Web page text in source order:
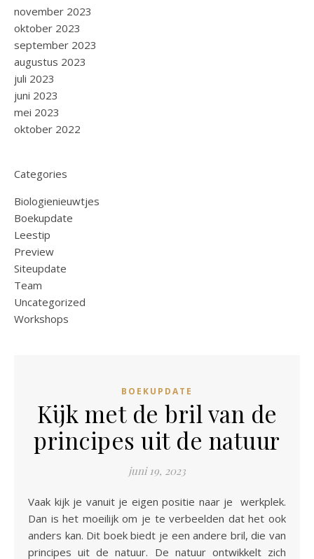
november 2023
oktober 2023
september 2023
augustus 2023
juli 2023
juni 2023
mei 2023
oktober 2022
Categories
Biologienieuwtjes
Boekupdate
Leestip
Preview
Siteupdate
Team
Uncategorized
Workshops
BOEKUPDATE
Kijk met de bril van de
principes uit de natuur
juni 19, 2023
Vaak kijk je vanuit je eigen positie naar je werkplek.
Dan is het moeilijk om je te verbeelden dat het ook
anders kan. Dit boek biedt je een andere bril, die van
principes uit de natuur. De natuur ontwikkelt zich